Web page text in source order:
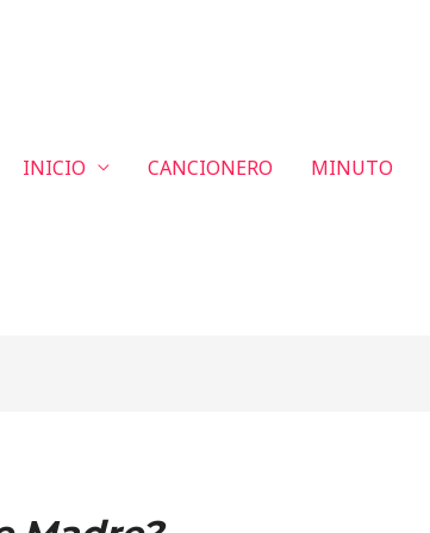
INICIO CANCIONERO MINUTO